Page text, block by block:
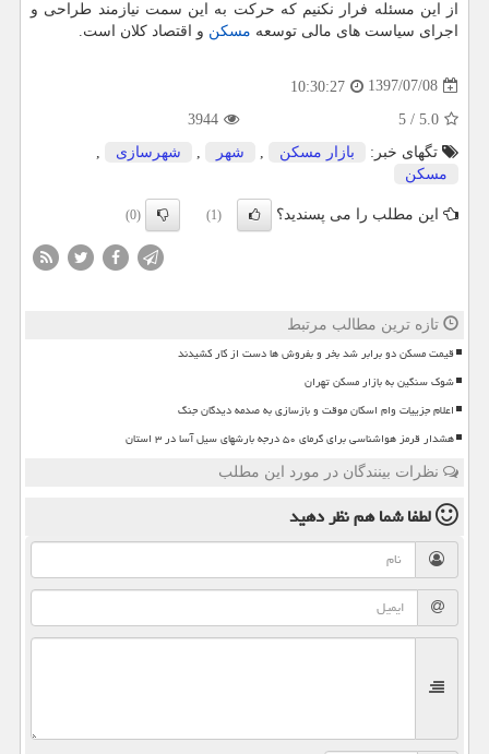
از این مسئله فرار نكنیم كه حركت به این سمت نیازمند طراحی و
اجرای سیاست های مالی توسعه مسكن و اقتصاد كلان است.
1397/07/08
10:30:27
5.0
/
5
3944
تگهای خبر:
بازار مسكن شهر شهرسازی
مسكن
این مطلب را می پسندید؟ (1)
(0)
تازه ترین مطالب مرتبط
قیمت مسکن دو برابر شد بخر و بفروش ها دست از کار کشیدند
شوک سنگین به بازار مسکن تهران
اعلام جزییات وام اسکان موقت و بازسازی به صدمه دیدگان جنگ
هشدار قرمز هواشناسی برای گرمای ۵۰ درجه بارشهای سیل آسا در ۳ استان
نظرات بینندگان در مورد این مطلب
لطفا شما همنظر دهید